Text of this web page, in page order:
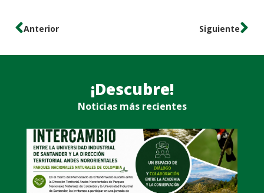
Anterior Siguiente
¡Descubre!
Noticias más recientes